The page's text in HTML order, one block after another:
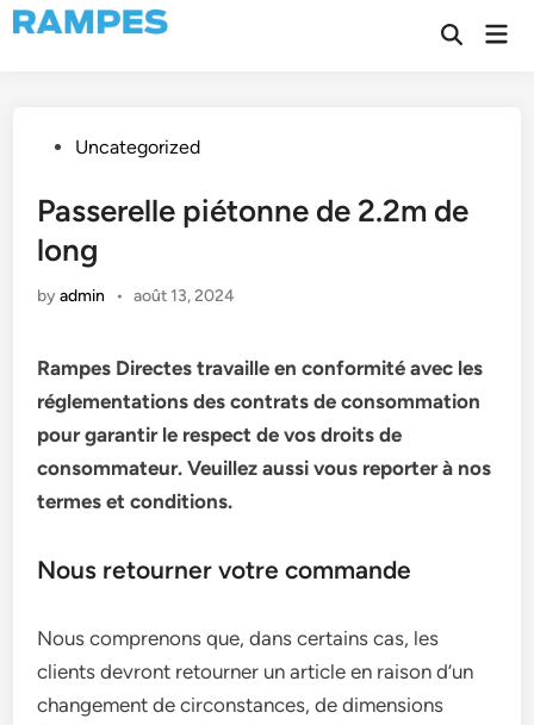
Skip
to
Open
PostedUncategorized
Passerelle piétonne de 2.2m de
long
byadmin • août 13, 2024
Rampes Directes travaille en conformité avec les
réglementations des contrats de consommation
pour garantir le respect de vos droits de
consommateur. Veuillez aussi vous reporter à nos
termes et conditions.
Nous retourner votre commande
Nous comprenons que, dans certains cas, les
clients devront retourner un article en raison d’un
changement de circonstances, de dimensions